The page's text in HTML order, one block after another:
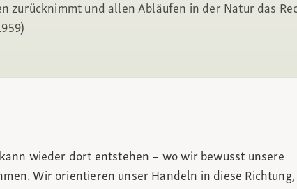
zurücknimmt und allen Abläufen in der Natur das
wieder dort entstehen – wo wir bewusst unsere
Wir orientieren unser Handeln in diese Richtung,